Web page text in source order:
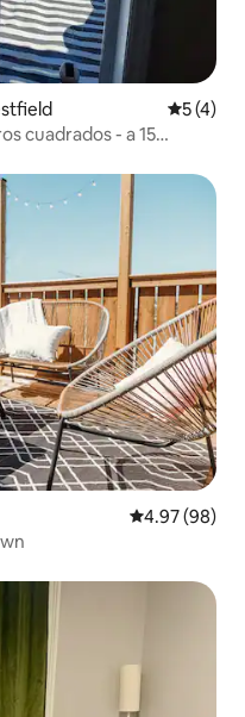
5 (4)
cuadrados - a 15
Calificación
4.97 (98)